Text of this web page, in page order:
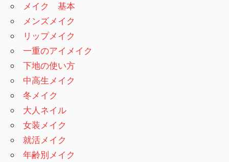
メイク 基本
メンズメイク
リップメイク
一重のアイメイク
下地の使い方
中高生メイク
冬メイク
大人ネイル
女装メイク
就活メイク
年齢別メイク